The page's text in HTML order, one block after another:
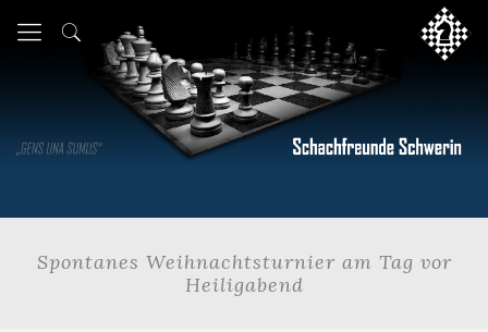
Spontanes Weihnachtsturnier am Tag vor
Heiligabend